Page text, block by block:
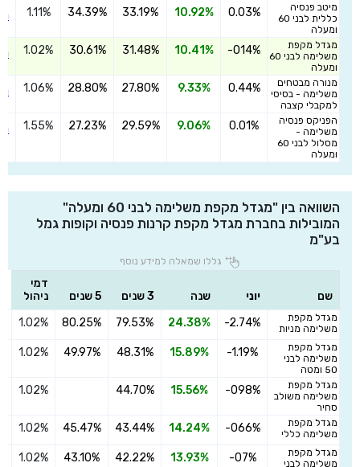
מיטב פנסיה
כללית לבני 60
ומעלה
0.03%
10.92%
33.19%
34.39%
1.11%
מגדל מקפת
משלימה לבני 60
ומעלה
-014%
10.41%
31.48%
30.61%
1.02%
מנורה מבטחים
משלימה - בסיסי
למקבלי קצבה
0.44%
9.33%
27.80%
28.80%
1.06%
הפניקס פנסיה
משלימה -
מסלול לבני 60
ומעלה
0.01%
9.06%
29.59%
27.23%
1.55%
השוואה בין "מגדל מקפת משלימה לבני 60 ומעלה"
המובילות בחברת מגדל מקפת קרנות פנסיה וקופות גמל
בע"מ
גללו שמאלה למידע נוסף
שם יוני שנה 3 שנים 5 שנים
דמי
ניהול
מגדל מקפת
משלימה מניות
-2.74%
24.38%
79.53%
80.25%
1.02%
מגדל מקפת
משלימה לבני
50 ומטה
-1.19%
15.89%
48.31%
49.97%
1.02%
מגדל מקפת
משלימה משולב
סחיר
-098%
15.56%
44.70%
1.02%
מגדל מקפת
משלימה כללי
-066%
14.24%
43.44%
45.47%
1.02%
מגדל מקפת
משלימה לבני
-07%
13.93%
42.22%
43.10%
1.02%